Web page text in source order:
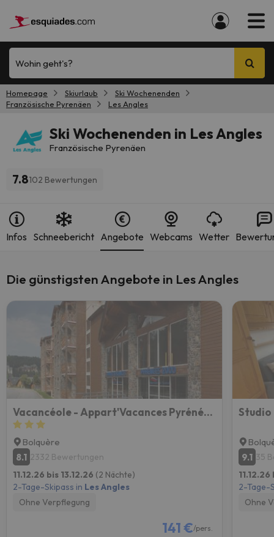
Wohin geht's?
Homepage Skiurlaub
Ski Wochenenden
Französische Pyrenäen
Les Angles
Ski Wochenenden in Les Angles
Französische Pyrenäen
7.8102 Bewertungen
Infos Schneebericht Angebote Webcams Wetter
Die günstigsten Angebote in Les Angles
Vacancéole - Appart'Vacances Pyrénées 2000
Bolquère
8.1 2332 Bewertungen
11.12.26 bis 13.12.26 (2 Nächte)
2-Tage-Skipass in Les Angles
Ohne Verpflegung
141 €/pers.
Studio
9.1 35
2-Tage-
Ohne